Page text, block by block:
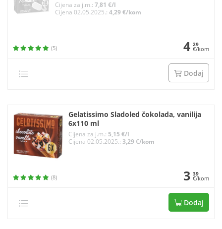
Cijena za j.m.:7,81 €/l
Cijena 02.05.2025.:4,29 €/kom
(5) 4 29
€/kom
Dodaj
Gelatissimo Sladoled čokolada, vanilija
6x110 ml
Cijena za j.m.:5,15 €/l
Cijena 02.05.2025.:3,29 €/kom
(8) 3 39
€/kom
Dodaj